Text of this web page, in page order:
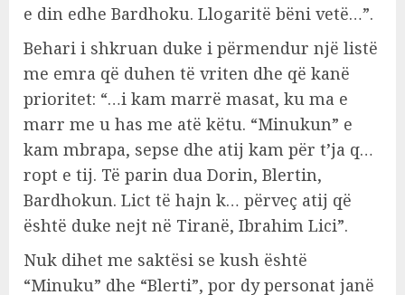
e din edhe Bardhoku. Llogaritë bëni vetë…”.
Behari i shkruan duke i përmendur një listë
me emra që duhen të vriten dhe që kanë
prioritet: “…i kam marrë masat, ku ma e
marr me u has me atë këtu. “Minukun” e
kam mbrapa, sepse dhe atij kam për t’ja q…
ropt e tij. Të parin dua Dorin, Blertin,
Bardhokun. Lict të hajn k… përveç atij që
është duke nejt në Tiranë, Ibrahim Lici”.
Nuk dihet me saktësi se kush është
“Minuku” dhe “Blerti”, por dy personat janë